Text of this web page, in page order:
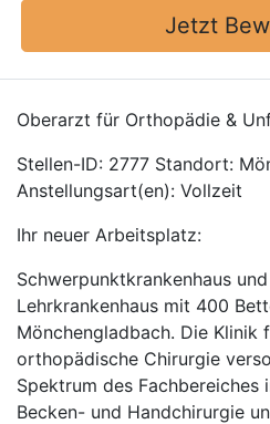
Jetzt
Oberarzt für Orthopädie &
Stellen-ID: 2777 Standort:
Anstellungsart(en): Vollzeit
Ihr neuer Arbeitsplatz:
Schwerpunktkrankenhaus
Lehrkrankenhaus mit 400
Mönchengladbach. Die Klinik
orthopädische Chirurgie
Spektrum des Fachbereiches
Becken- und Handchirurgie